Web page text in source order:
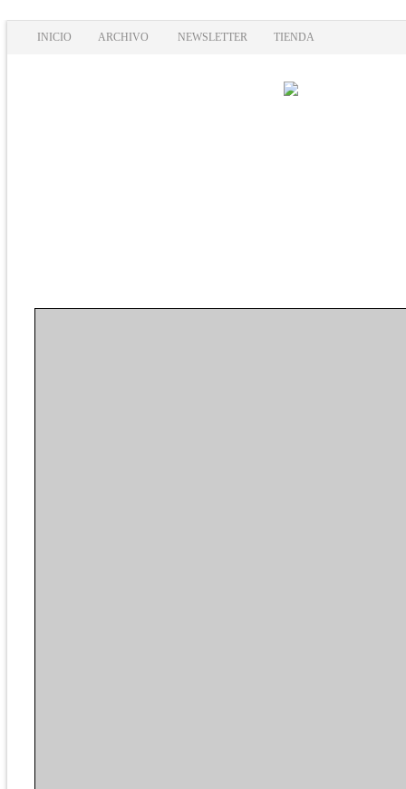
INICIO ARCHIVO NEWSLETTER TIENDA